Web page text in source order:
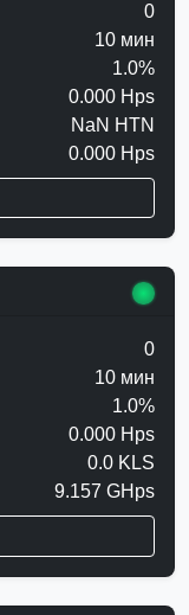
0
10 мин
1.0%
0.000 Hps
NaN HTN
0.000 Hps
0
10 мин
1.0%
0.000 Hps
0.0 KLS
9.157 GHps